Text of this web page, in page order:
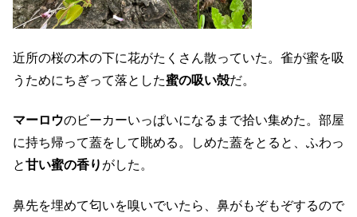
近所の桜の木の下に花がたくさん散っていた。雀が蜜を吸
うためにちぎって落とした蜜の吸い殻だ。
マーロウのビーカーいっぱいになるまで拾い集めた。部屋
に持ち帰って蓋をして眺める。しめた蓋をとると、ふわっ
と甘い蜜の香り がした。
鼻先を埋めて匂いを嗅いでいたら、鼻がもぞもぞするので